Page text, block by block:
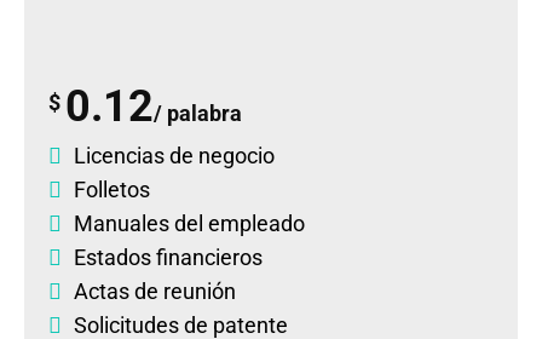
$ 0.12/ palabra
Licencias de negocio
Folletos
Manuales del empleado
Estados financieros
Actas de reunión
Solicitudes de patente